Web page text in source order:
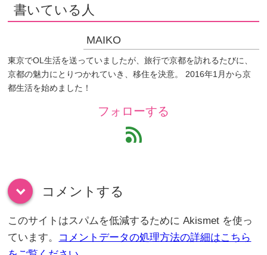
書いている人
MAIKO
東京でOL生活を送っていましたが、旅行で京都を訪れるたびに、
京都の魅力にとりつかれていき、移住を決意。 2016年1月から京
都生活を始めました！
フォローする
feed
down コメントする
このサイトはスパムを低減するために Akismet を使っ
ています。 コメントデータの処理方法の詳細はこちら